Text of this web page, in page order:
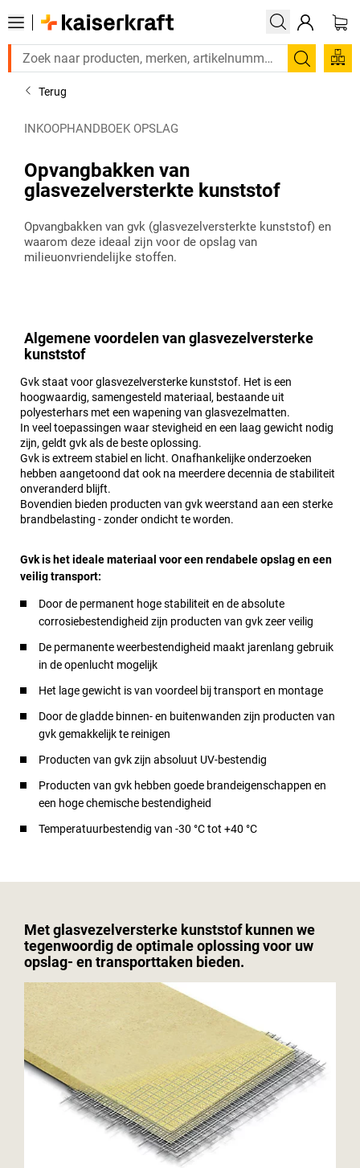
Zoeken
Terug
INKOOPHANDBOEK OPSLAG
Opvangbakken van
glasvezelversterkte kunststof
Opvangbakken van gvk (glasvezelversterkte kunststof) en
waarom deze ideaal zijn voor de opslag van
milieuonvriendelijke stoffen.
Algemene voordelen van glasvezelversterke
kunststof
Gvk staat voor glasvezelversterke kunststof. Het is een
hoogwaardig, samengesteld materiaal, bestaande uit
polyesterhars met een wapening van glasvezelmatten.
In veel toepassingen waar stevigheid en een laag gewicht nodig
zijn, geldt gvk als de beste oplossing.
Gvk is extreem stabiel en licht. Onafhankelijke onderzoeken
hebben aangetoond dat ook na meerdere decennia de stabiliteit
onveranderd blijft.
Bovendien bieden producten van gvk weerstand aan een sterke
brandbelasting - zonder ondicht te worden.
Gvk is het ideale materiaal voor een rendabele opslag en een
veilig transport:
Door de permanent hoge stabiliteit en de absolute
corrosiebestendigheid zijn producten van gvk zeer veilig
De permanente weerbestendigheid maakt jarenlang gebruik
in de openlucht mogelijk
Het lage gewicht is van voordeel bij transport en montage
Door de gladde binnen- en buitenwanden zijn producten van
gvk gemakkelijk te reinigen
Producten van gvk zijn absoluut UV-bestendig
Producten van gvk hebben goede brandeigenschappen en
een hoge chemische bestendigheid
Temperatuurbestendig van -30 °C tot +40 °C
Met glasvezelversterke kunststof kunnen we
tegenwoordig de optimale oplossing voor uw
opslag- en transporttaken bieden.